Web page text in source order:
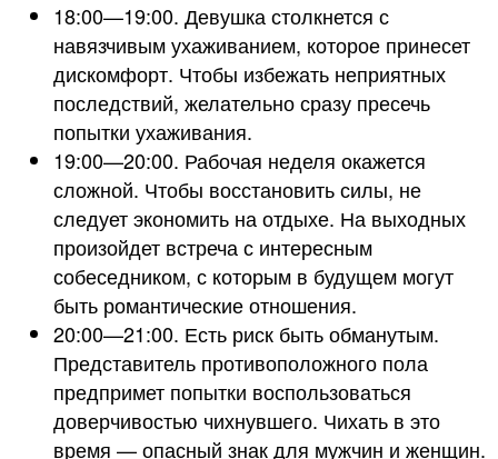
18:00—19:00. Девушка столкнется с
навязчивым ухаживанием, которое принесет
дискомфорт. Чтобы избежать неприятных
последствий, желательно сразу пресечь
попытки ухаживания.
19:00—20:00. Рабочая неделя окажется
сложной. Чтобы восстановить силы, не
следует экономить на отдыхе. На выходных
произойдет встреча с интересным
собеседником, с которым в будущем могут
быть романтические отношения.
20:00—21:00. Есть риск быть обманутым.
Представитель противоположного пола
предпримет попытки воспользоваться
доверчивостью чихнувшего. Чихать в это
время — опасный знак для мужчин и женщин.